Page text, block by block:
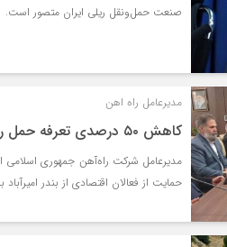
صنعت حمل‌ونقل ریلی ایران متصور است.
مدیرعامل راه اهن
کاهش ۵۰ درصدی تعرفه حمل‌ ریلی بار داخلی از بندر امیرآباد به بندرعباس
حمایت از فعالان اقتصادی از بندر